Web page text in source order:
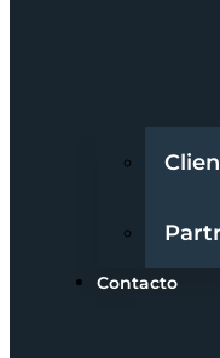
Contacto